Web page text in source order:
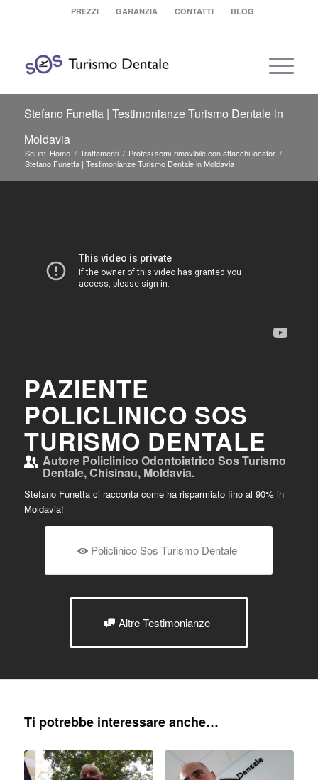
PREZZI GARANZIA CONTATTI BLOG
Stefano Funetta | Testimonianze Turismo Dentale in
Moldavia
Sei in: Home / Trattamenti / Protesi semi-rimovibile con attacchi locator /
Stefano Funetta | Testimonianze Turismo Dentale in Moldavia
PAZIENTE
POLICLINICO SOS
TURISMO DENTALE
Autore Policlinico Odontoiatrico Sos Turismo
Dentale, Chisinau, Moldavia.
Stefano Funetta ci racconta come ha risparmiato fino al 90% in
Moldavia!
Policlinico Sos Turismo Dentale
Altre Testimonianze
Ti potrebbe interessare anche…